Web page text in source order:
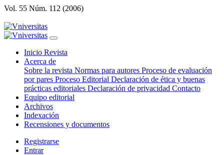
Vol. 55 Núm. 112 (2006)
Inicio Revista
Acerca de
Sobre la revista Normas para autores Proceso de evaluación
por pares Proceso Editorial Declaración de ética y buenas
prácticas editoriales Declaración de privacidad Contacto
Equipo editorial
Archivos
Indexación
Recensiones y documentos
Registrarse
Entrar